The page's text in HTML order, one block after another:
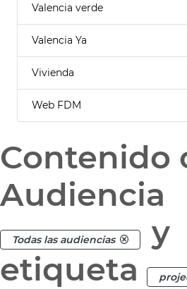
Valencia verde
Valencia Ya
Vivienda
Web FDM
Contenido
Audiencia
Todas las audiencias
y
etiqueta